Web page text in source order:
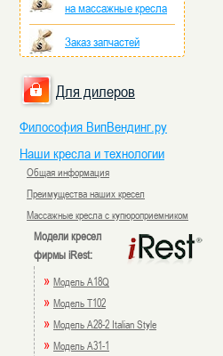
на массажные кресла
Заказ запчастей
Для дилеров
Философия ВипВендинг.ру
Наши кресла и технологии
Общая информация
Преимущества наших кресел
Массажные кресла с купюроприемником
Модели кресел
фирмы iRest:
» Модель A18Q
» Модель T102
» Модель A28-2 Italian Style
» Модель A31-1